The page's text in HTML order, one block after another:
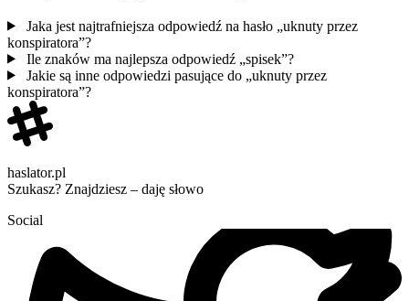
Jaka jest najtrafniejsza odpowiedź na hasło „uknuty przez
konspiratora”?
Ile znaków ma najlepsza odpowiedź „spisek”?
Jakie są inne odpowiedzi pasujące do „uknuty przez
konspiratora”?
haslator.pl
Szukasz? Znajdziesz – daję słowo
Social